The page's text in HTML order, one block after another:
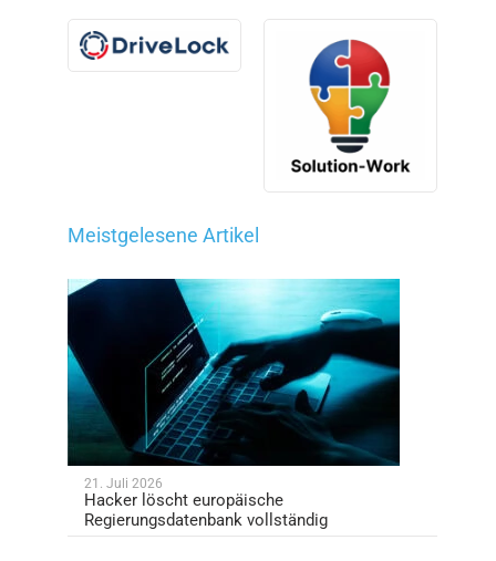
Meistgelesene Artikel
21. Juli 2026
Hacker löscht europäische
Regierungsdatenbank vollständig